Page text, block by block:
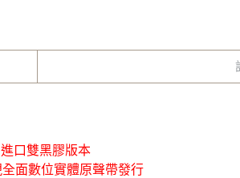
口雙黑膠版本
面數位實體原聲帶發行